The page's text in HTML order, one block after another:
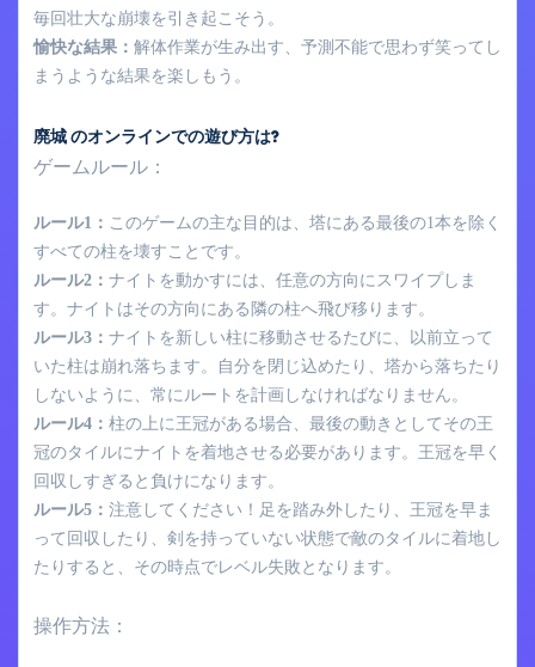
毎回壮大な崩壊を引き起こそう。
愉快な結果： 解体作業が生み出す、予測不能で思わず笑ってし
まうような結果を楽しもう。
廃城 のオンラインでの遊び方は?
ゲームルール：
ルール1： このゲームの主な目的は、塔にある最後の1本を除く
すべての柱を壊すことです。
ルール2： ナイトを動かすには、任意の方向にスワイプしま
す。ナイトはその方向にある隣の柱へ飛び移ります。
ルール3： ナイトを新しい柱に移動させるたびに、以前立って
いた柱は崩れ落ちます。自分を閉じ込めたり、塔から落ちたり
しないように、常にルートを計画しなければなりません。
ルール4： 柱の上に王冠がある場合、最後の動きとしてその王
冠のタイルにナイトを着地させる必要があります。王冠を早く
回収しすぎると負けになります。
ルール5： 注意してください！足を踏み外したり、王冠を早ま
って回収したり、剣を持っていない状態で敵のタイルに着地し
たりすると、その時点でレベル失敗となります。
操作方法：